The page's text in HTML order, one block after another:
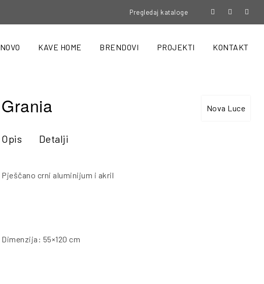
Pregledaj kataloge
NOVO KAVE HOME BRENDOVI PROJEKTI KONTAKT
Nova Luce
Grania
Opis Detalji
Pješčano crni aluminijum i akril
Dimenzija: 55×120 cm